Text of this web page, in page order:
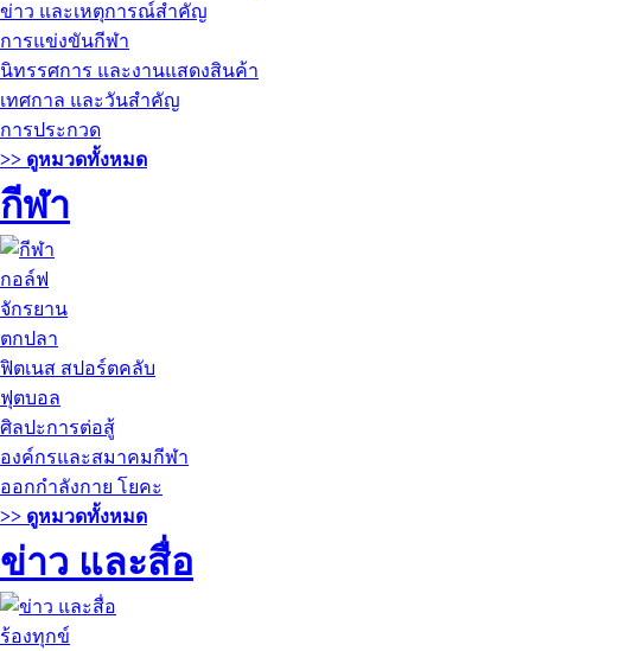
ข่าว และเหตุการณ์สำคัญ
การแข่งขันกีฬา
นิทรรศการ และงานแสดงสินค้า
เทศกาล และวันสำคัญ
การประกวด
>> ดูหมวดทั้งหมด
กีฬา
กอล์ฟ
จักรยาน
ตกปลา
ฟิตเนส สปอร์ตคลับ
ฟุตบอล
ศิลปะการต่อสู้
องค์กรและสมาคมกีฬา
ออกกำลังกาย โยคะ
>> ดูหมวดทั้งหมด
ข่าว และสื่อ
ร้องทุกข์